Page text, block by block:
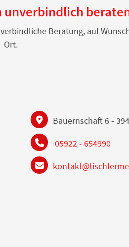
unverbindlich
Beratung, auf
Ort.
Bauernschaft 6 -
05922 - 654990